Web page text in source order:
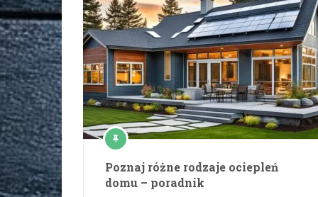
Poznaj różne rodzaje ociepleń
domu – poradnik